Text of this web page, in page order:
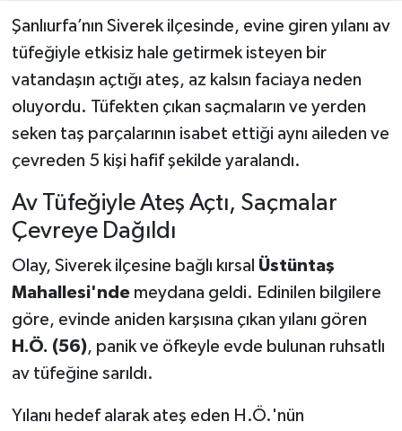
Şanlıurfa’nın Siverek ilçesinde, evine giren yılanı av
tüfeğiyle etkisiz hale getirmek isteyen bir
vatandaşın açtığı ateş, az kalsın faciaya neden
oluyordu. Tüfekten çıkan saçmaların ve yerden
seken taş parçalarının isabet ettiği aynı aileden ve
çevreden 5 kişi hafif şekilde yaralandı.
Av Tüfeğiyle Ateş Açtı, Saçmalar
Çevreye Dağıldı
Olay, Siverek ilçesine bağlı kırsal Üstüntaş
Mahallesi'ndemeydana geldi. Edinilen bilgilere
göre, evinde aniden karşısına çıkan yılanı gören
H.Ö. (56), panik ve öfkeyle evde bulunan ruhsatlı
av tüfeğine sarıldı.
Yılanı hedef alarak ateş eden H.Ö.'nün